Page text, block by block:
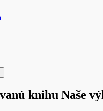
knihu Naše